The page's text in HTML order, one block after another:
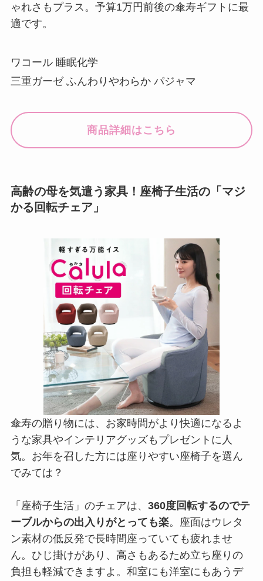
ゃれさもプラス。予算1万円前後の傘寿ギフトに最
適です。
ワコール 睡眠化学
三重ガーゼ ふんわりやわらか パジャマ
商品詳細はこちら
高齢の母を気遣う家具！座椅子生活の「マジ
かる回転チェア」
傘寿の贈り物には、お家時間がより快適になるよ
うな家具やインテリアグッズもプレゼントに人
気。お年を召した方には座りやすい座椅子を選ん
でみては？
「座椅子生活」のチェアは、 360度回転するのでテ
ーブルからの出入りがとっても楽。座面はウレタ
ン素材の低反発で長時間座っていても疲れませ
ん。ひじ掛けがあり、高さもあるため立ち座りの
負担も軽減できますよ。和室にも洋室にもあうデ